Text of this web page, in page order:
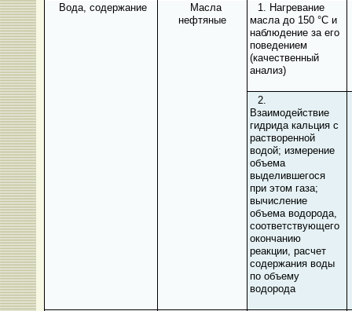
Вода, содержание
Масла
нефтяные
1. Нагревание
масла до 150 °С и
наблюдение за его
поведением
(качественный
анализ)
2.
Взаимодействие
гидрида кальция с
растворенной
водой; измерение
объема
выделившегося
при этом газа;
вычисление
объема водорода,
соответствующе­го
окончанию
реакции, расчет
содержания воды
по объему
водорода